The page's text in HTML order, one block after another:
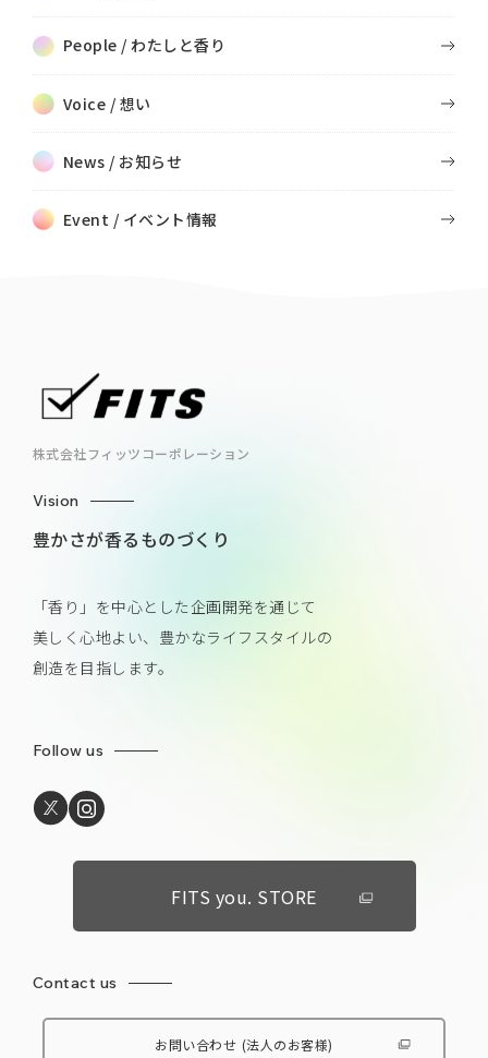
People / わたしと香り
Voice / 想い
News / お知らせ
Event / イベント情報
株式会社フィッツコーポレーション
Vision
豊かさが香るものづくり
「香り」を中心とした企画開発を通じて
美しく心地よい、豊かなライフスタイルの
創造を目指します。
Follow us
FITS you. STORE
Contact us
お問い合わせ (法人のお客様)